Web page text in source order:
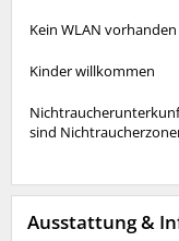
Kein WLAN vorhanden
Kinder willkommen
sind
Ausstattung &